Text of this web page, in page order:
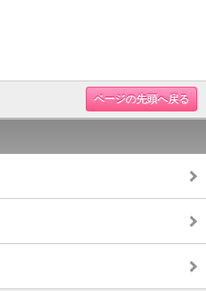
ページの先頭へ戻る